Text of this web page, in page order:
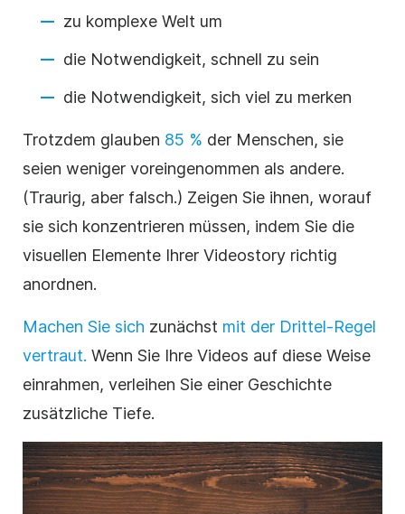
zu komplexe Welt um
die Notwendigkeit, schnell zu sein
die Notwendigkeit, sich viel zu merken
Trotzdem glauben 85 % der Menschen, sie
seien weniger voreingenommen als andere.
(Traurig, aber falsch.) Zeigen Sie ihnen, worauf
sie sich konzentrieren müssen, indem Sie die
visuellen Elemente Ihrer Videostory richtig
anordnen.
Machen Sie sich zunächst mit der Drittel-Regel
vertraut. Wenn Sie Ihre Videos auf diese Weise
einrahmen, verleihen Sie einer Geschichte
zusätzliche Tiefe.